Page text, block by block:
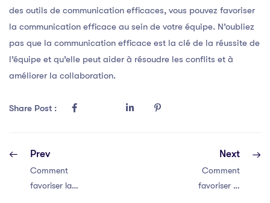
des outils de communication efficaces, vous pouvez favoriser
la communication efficace au sein de votre équipe. N’oubliez
pas que la communication efficace est la clé de la réussite de
l’équipe et qu’elle peut aider à résoudre les conflits et à
améliorer la collaboration.
Share Post :
Prev
Comment
favoriser la
Next
Comment
favoriser la